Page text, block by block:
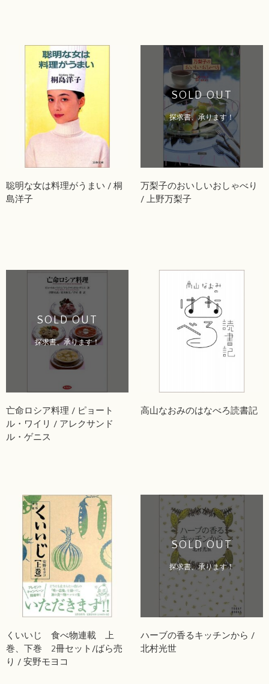
聡明な女は料理がうまい / 桐
島洋子
SOLD OUT
探求書、承ります！
万梨子のおいしいおしゃべり
/ 上野万梨子
SOLD OUT
探求書、承ります！
亡命ロシア料理 / ピョート
ル・ワイリ / アレクサンド
ル・ゲニス
高山なおみのはなべろ読書記
くいいじ 食べ物連載 上
巻、下巻 2冊セット/ばら売
り / 安野モヨコ
SOLD OUT
探求書、承ります！
ハーブの香るキッチンから /
北村光世